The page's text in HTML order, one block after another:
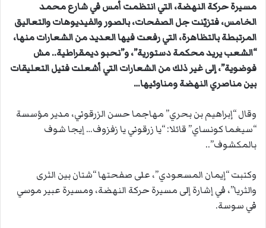
ا
مسيرة حركة النهضة، التي انتظمت أمس في شارع محمد
الخامس، فتزيّنت جل الصفحات، بالصور والفيديوهات والتعاليق
المرتبطة بالتظاهرة، التي رفعت فيها العديد من الشعارات منها،
“الشعب يريد محكمة دستورية”، و”نحبو ديمقراطية.. مش
فوضوية”، إلى غير ذلك من الشعارات التي أشعلت فتيل التعليقات
بين مناصري النهضة ومناوئيها…
وقال “إبراهيم بن بحري” مهاجما حسن الزرقوني، مدير مؤسسة
“سيغما كونساي” قائلا: “يا زرقوني يا زفزوف… إيجا شوف
بالمكشوف”..
وكتبت “إيمان المسعودي”، على صفحتها “شتان بين الثرى
والثريا”، في إشارة إلى مسيرة حركة النهضة، ومسيرة عبير موسي
في سوسة.